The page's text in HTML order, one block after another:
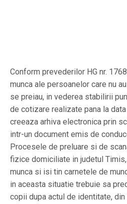
Conform prevederilor HG nr.
munca ale persoanelor care nu
se preiau, in vederea stabilirii
de cotizare realizate pana la
creeaza arhiva electronica prin
intr-un document emis de
Procesele de preluare si de
fizice domiciliate in judetul
munca si isi tin carnetele de
in aceasta situatie trebuie sa
copii dupa actul de identitate,